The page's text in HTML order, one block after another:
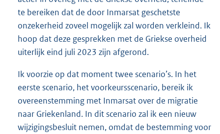
te bereiken dat de door Inmarsat geschetste
onzekerheid zoveel mogelijk zal worden verkleind. Ik
hoop dat deze gesprekken met de Griekse overheid
uiterlijk eind juli 2023 zijn afgerond.
Ik voorzie op dat moment twee scenario’s. In het
eerste scenario, het voorkeursscenario, bereik ik
overeenstemming met Inmarsat over de migratie
naar Griekenland. In dit scenario zal ik een nieuw
wijzigingsbesluit nemen, omdat de bestemming voor